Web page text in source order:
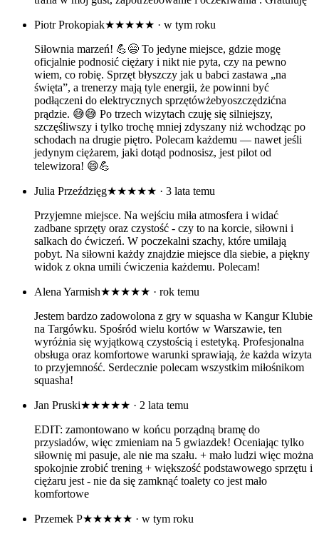
Piotr Prokopiak★★★★★ · w tym roku
Siłownia marzeń! 💪😄 To jedyne miejsce, gdzie mogę
oficjalnie podnosić ciężary i nikt nie pyta, czy na pewno
wiem, co robię. Sprzęt błyszczy jak u babci zastawa „na
święta”, a trenerzy mają tyle energii, że powinni być
podłączeni do elektrycznych sprzętówżebyoszczędzićna
prądzie. 😅😅 Po trzech wizytach czuję się silniejszy,
szczęśliwszy i tylko trochę mniej zdyszany niż wchodząc po
schodach na drugie piętro. Polecam każdemu — nawet jeśli
jedynym ciężarem, jaki dotąd podnosisz, jest pilot od
telewizora! 😄💪
Julia Przeździęg★★★★★ · 3 lata temu
Przyjemne miejsce. Na wejściu miła atmosfera i widać
zadbane sprzęty oraz czystość - czy to na korcie, siłowni i
salkach do ćwiczeń. W poczekalni szachy, które umilają
pobyt. Na siłowni każdy znajdzie miejsce dla siebie, a piękny
widok z okna umili ćwiczenia każdemu. Polecam!
Alena Yarmish★★★★★ · rok temu
Jestem bardzo zadowolona z gry w squasha w Kangur Klubie
na Targówku. Spośród wielu kortów w Warszawie, ten
wyróżnia się wyjątkową czystością i estetyką. Profesjonalna
obsługa oraz komfortowe warunki sprawiają, że każda wizyta
to przyjemność. Serdecznie polecam wszystkim miłośnikom
squasha!
Jan Pruski★★★★★ · 2 lata temu
EDIT: zamontowano w końcu porządną bramę do
przysiadów, więc zmieniam na 5 gwiazdek! Oceniając tylko
siłownię mi pasuje, ale nie ma szału. + mało ludzi więc można
spokojnie zrobić trening + większość podstawowego sprzętu i
ciężaru jest - nie da się zamknąć toalety co jest mało
komfortowe
Przemek P★★★★★ · w tym roku